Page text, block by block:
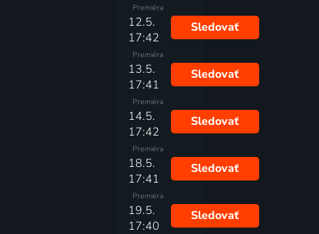
Premiéra
12.5.
17:42
Premiéra
Sledovať
13.5.
17:41
Premiéra
Sledovať
14.5.
17:42
Premiéra
Sledovať
18.5.
17:41
Premiéra
Sledovať
19.5.
17:40
Sledovať